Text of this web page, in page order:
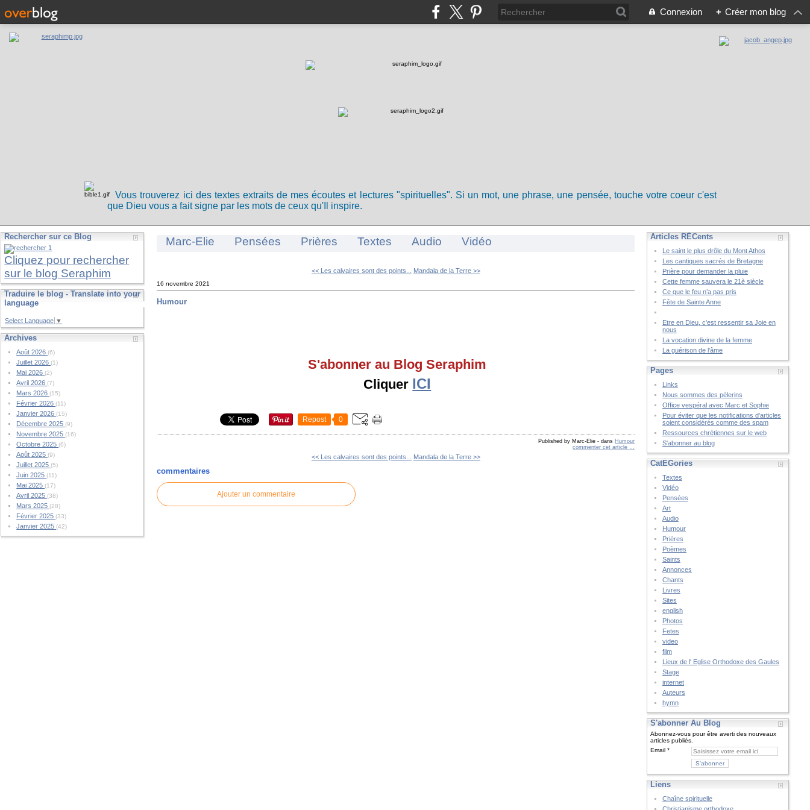
Connexion + Créer mon blog
Vous trouverez ici des textes extraits de mes écoutes et lectures "spirituelles". Si un mot, une phrase, une pensée, touche votre coeur c'est
que Dieu vous a fait signe par les mots de ceux qu'Il inspire.
Rechercher sur ce Blog
Cliquez pour rechercher
sur le blog Seraphim
Traduire le blog - Translate into your
language
Select Language ▼
Archives
Août 2026(6)
Juillet 2026(1)
Mai 2026(2)
Avril 2026(7)
Mars 2026(15)
Février 2026(11)
Janvier 2026(15)
Décembre 2025(9)
Novembre 2025(16)
Octobre 2025(6)
Août 2025(9)
Juillet 2025(5)
Juin 2025(11)
Mai 2025(17)
Avril 2025(38)
Mars 2025(28)
Février 2025(33)
Janvier 2025(42)
Marc-Elie Pensées Prières Textes Audio Vidéo
<< Les calvaires sont des points... Mandala de la Terre >>
16 novembre 2021
Humour
S'abonner au Blog Seraphim
Cliquer ICI
Repost 0
Published by Marc-Elie - dans Humour
commenter cet article
<< Les calvaires sont des points... Mandala de la Terre >>
commentaires
Ajouter un commentaire
Articles RÉCents
Le saint le plus drôle du Mont Athos
Les cantiques sacrés de Bretagne
Prière pour demander la pluie
Cette femme sauvera le 21è siècle
Ce que le feu n’a pas pris
Fête de Sainte Anne
Etre en Dieu, c'est ressentir sa Joie en
nous
La vocation divine de la femme
La guérison de l’âme
Pages
Links
Nous sommes des pélerins
Office vespéral avec Marc et Sophie
Pour éviter que les notifications d'articles
soient considérés comme des spam
Ressources chrétiennes sur le web
S'abonner au blog
CatÉGories
Textes
Vidéo
Pensées
Art
Audio
Humour
Prières
Poèmes
Saints
Annonces
Chants
Livres
Sites
english
Photos
Fetes
video
film
Lieux de l' Eglise Orthodoxe des Gaules
Stage
internet
Auteurs
hymn
S'abonner Au Blog
Abonnez-vous pour être averti des nouveaux
articles publiés.
Email
Liens
Chaîne spirituelle